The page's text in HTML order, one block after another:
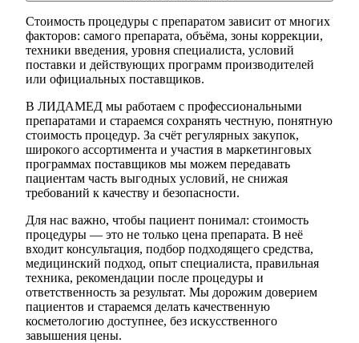
Стоимость процедуры с препаратом зависит от многих
факторов: самого препарата, объёма, зоны коррекции,
техники введения, уровня специалиста, условий
поставки и действующих программ производителей
или официальных поставщиков.
В ЛИДАМЕД мы работаем с профессиональными
препаратами и стараемся сохранять честную, понятную
стоимость процедур. За счёт регулярных закупок,
широкого ассортимента и участия в маркетинговых
программах поставщиков мы можем передавать
пациентам часть выгодных условий, не снижая
требований к качеству и безопасности.
Для нас важно, чтобы пациент понимал: стоимость
процедуры — это не только цена препарата. В неё
входит консультация, подбор подходящего средства,
медицинский подход, опыт специалиста, правильная
техника, рекомендации после процедуры и
ответственность за результат. Мы дорожим доверием
пациентов и стараемся делать качественную
косметологию доступнее, без искусственного
завышения цены.